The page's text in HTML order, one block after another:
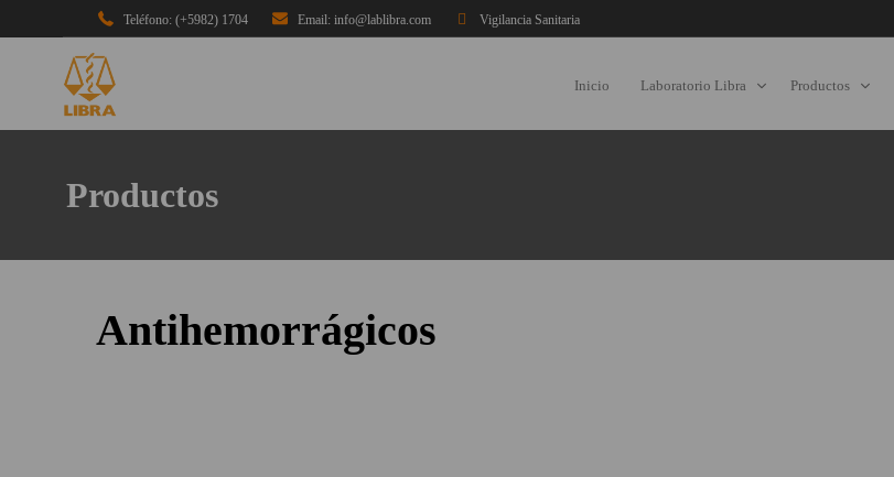
Teléfono: (+5982) 1704 Email: info@lablibra.com Vigilancia Sanitaria
Inicio Laboratorio Libra Productos
Productos
Antihemorrágicos